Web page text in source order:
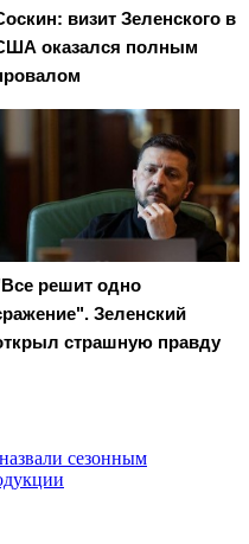
визит Зеленского в
оказался полным
решит одно
Зеленский
страшную правду
сезонным